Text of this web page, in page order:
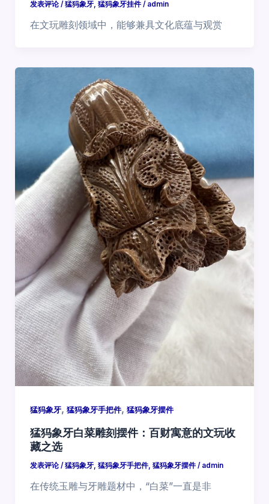
发表评论 / 猛犸象牙, 猛犸象牙挂件/ admin
在文玩雕刻领域中，能够兼具文化底蕴与观赏
猛犸象牙, 猛犸象牙手把件, 猛犸象牙摆件
猛犸象牙白菜雕刻摆件：百财寓意的文玩收
藏之选
发表评论 /猛犸象牙, 猛犸象牙手把件, 猛犸象牙摆件/ admin
在传统玉雕与牙雕题材中，“白菜”一直是非